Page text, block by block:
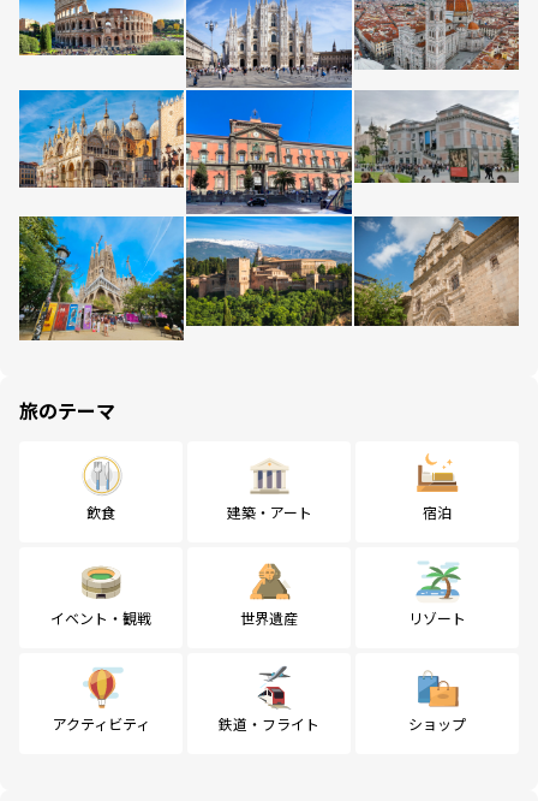
旅のテーマ
飲食 建築・アート 宿泊
イベント・観戦 世界遺産 リゾート
アクティビティ 鉄道・フライト ショップ